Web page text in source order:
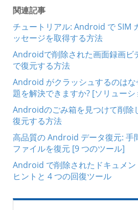
関連記事
チュートリアル: Android で SIM
ッセージを取得する方法
Androidで削除された画面録画ビ
で復元する方法
Android がクラッシュするのはな
題を解決できますか? [ソリュー
Androidのごみ箱を見つけて削除
復元する方法
高品質の Android データ復元:
ファイルを復元 [9 つのツール]
Android で削除されたドキュメン
ヒントと 4 つの回復ツール